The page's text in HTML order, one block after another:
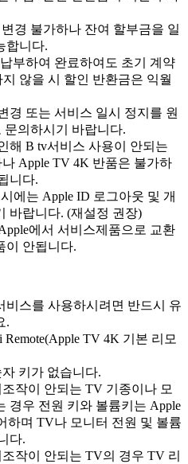
경 불가하나 잔여 할부금을 일
합니다.
부하여 완료하여도 초기 계약
않을 시 할인 반환금은 익월
경 또는 서비스 일시 정지를 원
문의하시기 바랍니다.
해 B tv서비스 사용이 안되는
Apple TV 4K 반품은 불가하
니다.
에는 Apple ID 로그아웃 및 개
바랍니다. (재설정 권장)
에서 서비스제품으로 교환
이 안됩니다.
비스를 사용하시려면 반드시 유
.
TV 4K 기본 리모
자 키가 없습니다.
조작이 안되는 TV 기종이나 모
경우 전원 키와 볼륨키는 Apple
하며 TV나 모니터 전원 및 볼륨
다.
조작이 안되는 TV의 경우 TV 리